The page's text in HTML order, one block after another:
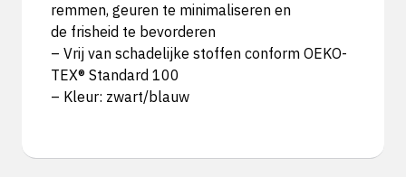
remmen, geuren te minimaliseren en
de frisheid te bevorderen
– Vrij van schadelijke stoffen conform OEKO-
TEX® Standard 100
– Kleur: zwart/blauw